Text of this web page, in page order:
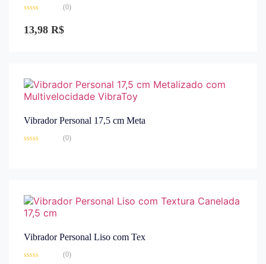
0
de
(0)
13,98 R$
Vibrador Personal 17,5 cm Meta
(0)
Vibrador Personal Liso com Tex
(0)